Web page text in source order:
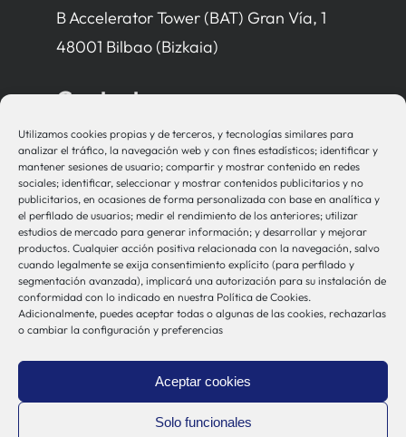
Utilizamos cookies propias y de terceros, y tecnologías similares para
analizar el tráfico, la navegación web y con fines estadísticos; identificar y
mantener sesiones de usuario; compartir y mostrar contenido en redes
sociales; identificar, seleccionar y mostrar contenidos publicitarios y no
publicitarios, en ocasiones de forma personalizada con base en analítica y
el perfilado de usuarios; medir el rendimiento de los anteriores; utilizar
estudios de mercado para generar información; y desarrollar y mejorar
productos. Cualquier acción positiva relacionada con la navegación, salvo
cuando legalmente se exija consentimiento explícito (para perfilado y
segmentación avanzada), implicará una autorización para su instalación de
conformidad con lo indicado en nuestra Política de Cookies.
Adicionalmente, puedes aceptar todas o algunas de las cookies, rechazarlas
o cambiar la configuración y preferencias
Aceptar cookies
Solo funcionales
B Accelerator Tower (BAT) Gran Vía, 1
48001 Bilbao (Bizkaia)
Contacto
bio-sistemak@bio-sistemak.eus
944 00 77 90
Otros Enlaces
Osakidetza